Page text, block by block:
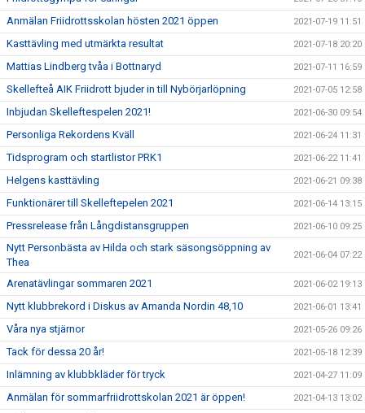
Anmälan Friidrottsskolan hösten 2021 öppen 2021-07-19 11:51
Kasttävling med utmärkta resultat 2021-07-18 20:20
Mattias Lindberg tvåa i Bottnaryd 2021-07-11 16:59
Skellefteå AIK Friidrott bjuder in till Nybörjarlöpning 2021-07-05 12:58
Inbjudan Skelleftespelen 2021! 2021-06-30 09:54
Personliga Rekordens Kväll 2021-06-24 11:31
Tidsprogram och startlistor PRK1 2021-06-22 11:41
Helgens kasttävling 2021-06-21 09:38
Funktionärer till Skelleftepelen 2021 2021-06-14 13:15
Pressrelease från Långdistansgruppen 2021-06-10 09:25
Nytt Personbästa av Hilda och stark säsongsöppning av
Thea
2021-06-04 07:22
Arenatävlingar sommaren 2021 2021-06-02 19:13
Nytt klubbrekord i Diskus av Amanda Nordin 48,10 2021-06-01 13:41
Våra nya stjärnor 2021-05-26 09:26
Tack för dessa 20 år! 2021-05-18 12:39
Inlämning av klubbkläder för tryck 2021-04-27 11:09
Anmälan för sommarfriidrottskolan 2021 är öppen! 2021-04-13 13:02